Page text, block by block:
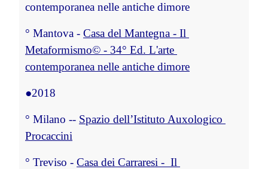
contemporanea nelle antiche dimore
° Mantova - Casa del Mantegna - Il
Metaformismo© - 34° Ed. L'arte
contemporanea nelle antiche dimore
●2018
° Milano -- Spazio dell’Istituto Auxologico
Procaccini
° Treviso - Casa dei Carraresi -  Il